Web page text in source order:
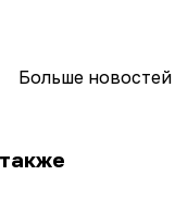
Больше новостей